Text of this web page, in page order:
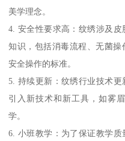
美学理念。
4. 安全性要求高：纹绣涉及
知识，包括消毒流程、无菌
安全操作的标准。
5. 持续更新：纹绣行业技术更
引入新技术和新工具，如雾
学。
6. 小班教学：为了保证教学